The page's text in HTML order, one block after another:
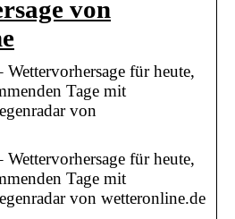
von
für heute,
Tage mit
von
für heute,
Tage mit
von wetteronline.de